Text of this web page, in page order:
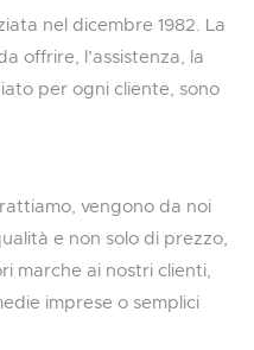
nel dicembre 1982. La
offrire, l’assistenza, la
per ogni cliente, sono
vengono da noi
e non solo di prezzo,
marche ai nostri clienti,
imprese o semplici